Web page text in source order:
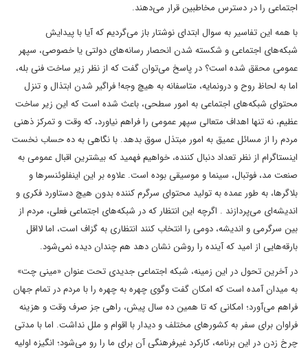
اجتماعی را در دسترس مخاطبین قرار می‌دهند.
با همه این تفاسیر به سوال ابتدای نوشتار باز می‌گردیم که آیا با پیدایش
شبکه‌های اجتماعی و شکسته شدن انحصار رسانه‌های دولتی یا خصوصی، سپهر
عمومی محقق شده است؟ در پاسخ می‌توان گفت که از نظر زیر ساخت فنی بله،
اما به لحاظ روح و درونمایه، متاسفانه به هیچ وجه! فراگیر شدن ابتذال و تنزل
محتوای شبکه‌های اجتماعی به امور سطحی، باعث شده است که این زیر ساخت
عظیم، نه تنها اهداف متعالی سپهر عمومی را فراهم نیاورد، که وقت و تمرکز ذهنی
مردم را از مسائل عمیق به امور مبتذل سوق بدهد. با نگاهی به ده حساب نخست
اینستاگرام از نظر تعداد دنبال کننده، خواهیم فهمید که بیشترین اقبال عمومی به
صنعت مد، فوتبال، سینما و موسیقی بوده است. علاوه بر این اینفلوئنسر‌‌ها و
بلاگرها، به طور عمده به تولید محتوای سرگرم کننده بدون هیچ دستاورد فکری و
اندیشه‌ای می‌پردازند . اگرچه این انتظار که در شبکه‌های اجتماعی فعلی، مردم از
بین سرگرمی و اندیشه، دومی را انتخاب کنند انتظاری به گزاف است، اما لااقل
بارقه‌هایی از امید که آینده را روشن نشان دهد هم چندان دیده نمی‌شود.
در آخرین تحول در این زمینه، شبکه اجتماعی جدیدی تحت عنوان «مینی چت»
به میدان آمده است که امکان گفت وگوی چهره به چهره را با مردم در تمام جهان
فراهم می‌آورد؛ امکانی که تا همین ده سال پیش، راهی جز صرف وقت و هزینه
فراوان برای سفر به کشور‌های مختلف و دیدار با اقوام و ملل نداشت. اما با مدتی
چرخ زدن در این برنامه، کارکرد غیر‌‌فرهنگی آن برای ما را رو می‌شود؛ انگیزه اولیه